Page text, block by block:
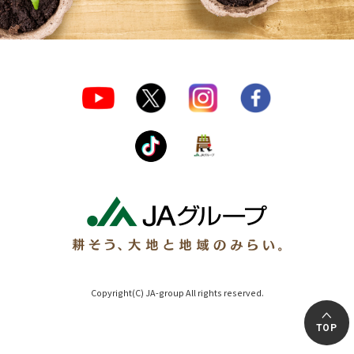
Copyright(C) JA-group All rights reserved.
TOP